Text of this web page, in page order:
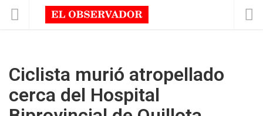
Ciclista murió atropellado
cerca del Hospital